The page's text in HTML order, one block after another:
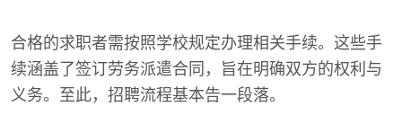
合格的求职者需按照学校规定办理相关手续。这些手
续涵盖了签订劳务派遣合同，旨在明确双方的权利与
义务。至此，招聘流程基本告一段落。